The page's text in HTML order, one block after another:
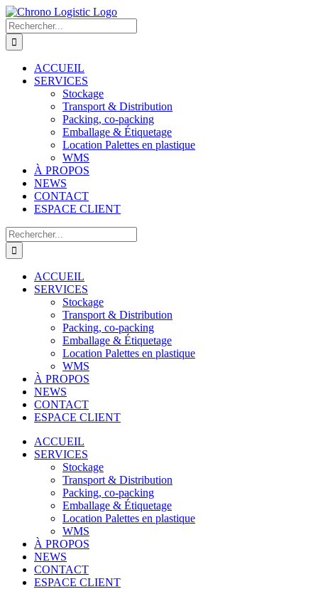
ACCUEIL
SERVICES
Stockage
Transport & Distribution
Packing, co-packing
Emballage & Étiquetage
Location Palettes en plastique
WMS
À PROPOS
NEWS
CONTACT
ESPACE CLIENT
ACCUEIL
SERVICES
Stockage
Transport & Distribution
Packing, co-packing
Emballage & Étiquetage
Location Palettes en plastique
WMS
À PROPOS
NEWS
CONTACT
ESPACE CLIENT
ACCUEIL
SERVICES
Stockage
Transport & Distribution
Packing, co-packing
Emballage & Étiquetage
Location Palettes en plastique
WMS
À PROPOS
NEWS
CONTACT
ESPACE CLIENT